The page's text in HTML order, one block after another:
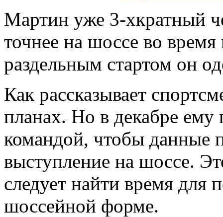
Мартин уже 3-хкратный
точнее на шоссе во
раздельным стартом он
Как рассказывает
планах. Но в декабре ему
командой, чтобы данные
выступление на шоссе.
следует найти время для
шоссейной форме.